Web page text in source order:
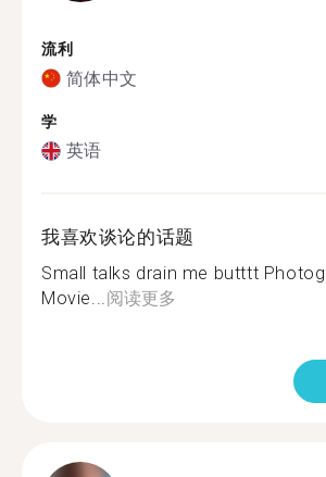
流利
简体中文
学
英语
我喜欢谈论的话题
Small talks drain me butttt
Movie...阅读更多